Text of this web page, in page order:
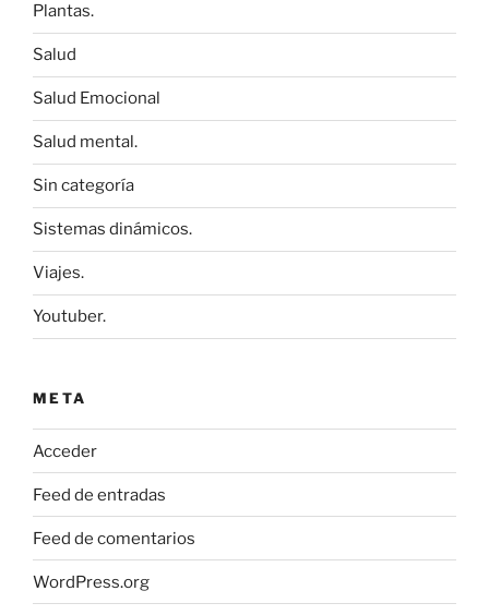
Plantas.
Salud
Salud Emocional
Salud mental.
Sin categoría
Sistemas dinámicos.
Viajes.
Youtuber.
META
Acceder
Feed de entradas
Feed de comentarios
WordPress.org